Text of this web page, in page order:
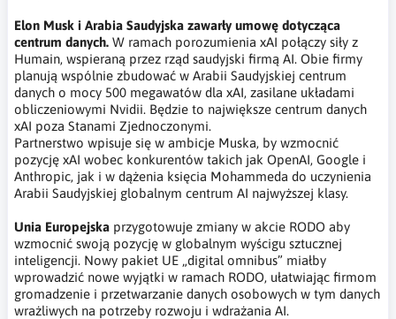
Elon Musk i Arabia Saudyjska zawarły umowę dotycząca
centrum danych. W ramach porozumienia xAI połączy siły z
Humain, wspieraną przez rząd saudyjski firmą AI. Obie firmy
planują wspólnie zbudować w Arabii Saudyjskiej centrum
danych o mocy 500 megawatów dla xAI, zasilane układami
obliczeniowymi Nvidii. Będzie to największe centrum danych
xAI poza Stanami Zjednoczonymi.
Partnerstwo wpisuje się w ambicje Muska, by wzmocnić
pozycję xAI wobec konkurentów takich jak OpenAI, Google i
Anthropic, jak i w dążenia księcia Mohammeda do uczynienia
Arabii Saudyjskiej globalnym centrum AI najwyższej klasy.
Unia Europejska przygotowuje zmiany w akcie RODO aby
wzmocnić swoją pozycję w globalnym wyścigu sztucznej
inteligencji. Nowy pakiet UE „digital omnibus” miałby
wprowadzić nowe wyjątki w ramach RODO, ułatwiając firmom
gromadzenie i przetwarzanie danych osobowych w tym danych
wrażliwych na potrzeby rozwoju i wdrażania AI.